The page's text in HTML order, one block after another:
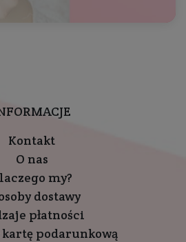
Kontakt
O nas
my?
dostawy
płatności
kartę podarunkową